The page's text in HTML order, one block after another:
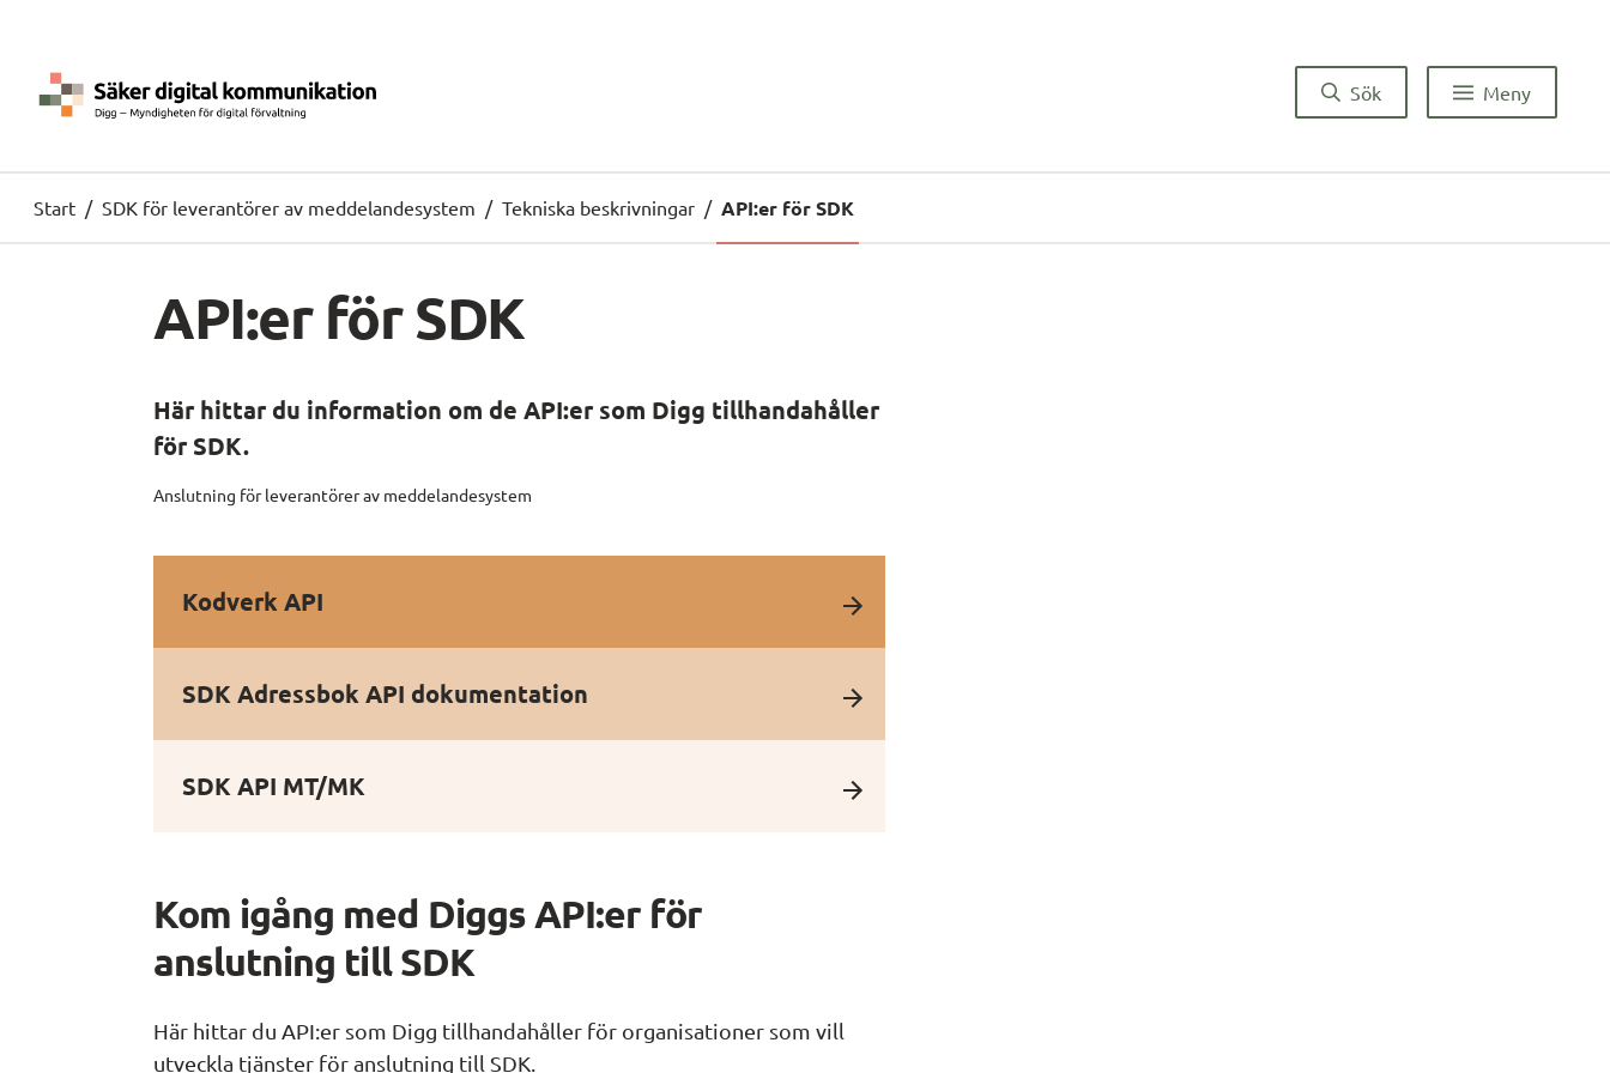
Sök Meny
Start / SDK för leverantörer av meddelandesystem / Tekniska beskrivningar / API:er för SDK
API:er för SDK
Här hittar du information om de API:er som Digg tillhandahåller
för SDK.
Anslutning för leverantörer av meddelandesystem
Kodverk API
SDK Adressbok API dokumentation
SDK API MT/MK
Kom igång med Diggs API:er för
anslutning till SDK
Här hittar du API:er som Digg tillhandahåller för organisationer som vill
utveckla tjänster för anslutning till SDK.